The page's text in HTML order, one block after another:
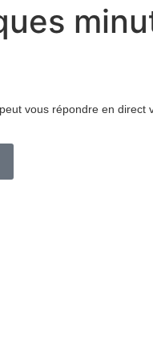
vous répondre en direct